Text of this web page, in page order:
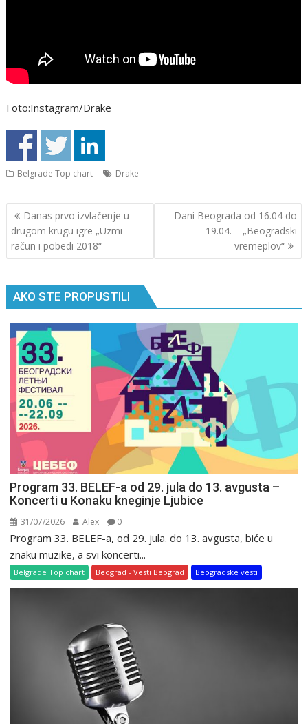
Foto:Instagram/Drake
Belgrade Top chart Drake
Кретање
чланка
Danas prvo izvlačenje u
drugom krugu igre „Uzmi
račun i pobedi 2018“
Dani Beograda od 16.04 do
19.04. – „Beogradski
vremeplov“
AKO STE PROPUSTILI
Program 33. BELEF-a od 29. jula do 13. avgusta –
Koncerti u Konaku kneginje Ljubice
31/07/2026 Alex 0
Program 33. BELEF-a, od 29. jula. do 13. avgusta, biće u
znaku muzike, a svi koncerti...
Belgrade Top chart Beograd - Vesti Beograd Beogradske vesti